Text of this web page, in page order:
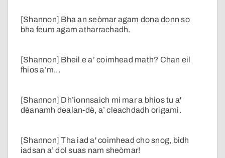
[Shannon] Bha an seòmar agam dona donn so
bha feum agam atharrachadh.
[Shannon] Bheil e a’ coimhead math? Chan eil
fhios a’m...
[Shannon] Dh’ionnsaich mi mar a bhios tu a'
dèanamh dealan-dè, a’ cleachdadh origami.
[Shannon] Tha iad a' coimhead cho snog, bidh
iadsan a’ dol suas nam sheòmar!